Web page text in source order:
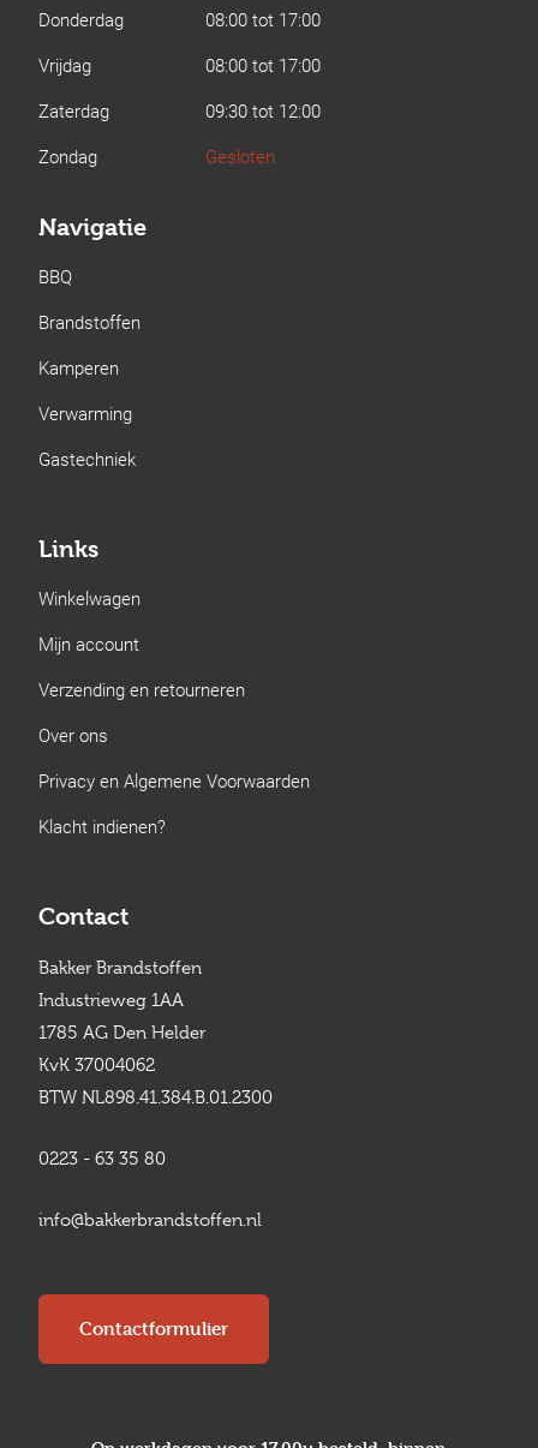
Donderdag
08:00 tot 17:00
Vrijdag
08:00 tot 17:00
Zaterdag
09:30 tot 12:00
Zondag
Gesloten
Navigatie
BBQ
Brandstoffen
Kamperen
Verwarming
Gastechniek
Links
Winkelwagen
Mijn account
Verzending en retourneren
Over ons
Privacy en Algemene Voorwaarden
Klacht indienen?
Contact
Bakker Brandstoffen
Industrieweg 1AA
1785 AG Den Helder
KvK 37004062
BTW NL898.41.384.B.01.2300
0223 - 63 35 80
info@bakkerbrandstoffen.nl
Contactformulier